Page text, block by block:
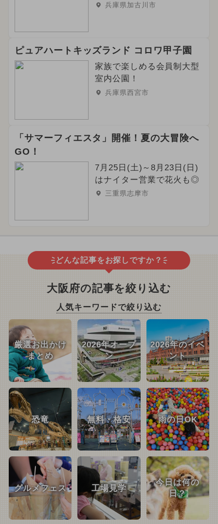
兵庫県加古川市
ピュアハートキッズランド コロワ甲子園
家族で楽しめる会員制大型
室内公園！
兵庫県西宮市
「サマーフィエスタ」開催！夏の大冒険へ
GO！
7月25日(土)～8月23日(日)
はナイター営業で花火も◎
三重県志摩市
どんな記事をお探しですか？
大阪府の記事を絞り込む
人気キーワードで絞り込む
厳選お出かけ
まとめ
2026年オープ
ン
2026年のイベ
ント
恐竜 無料・格安 雨の日OK
グルメフェス 工場見学
今日は何の
日？